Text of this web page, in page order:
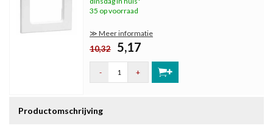
35 op voorraad
≫ Meer informatie
10,32 5,17
- +
Productomschrijving